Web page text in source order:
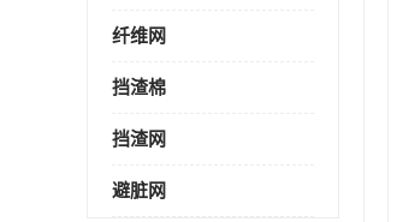
纤维网
挡渣棉
挡渣网
避脏网